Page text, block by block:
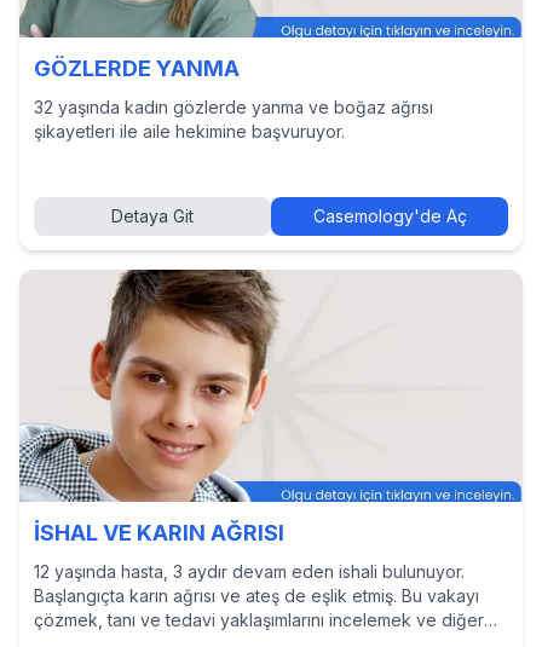
GÖZLERDE YANMA
32 yaşında kadın gözlerde yanma ve boğaz ağrısı
şikayetleri ile aile hekimine başvuruyor.
Detaya Git Casemology'de Aç
İSHAL VE KARIN AĞRISI
12 yaşında hasta, 3 aydır devam eden ishali bulunuyor.
Başlangıçta karın ağrısı ve ateş de eşlik etmiş. Bu vakayı
çözmek, tanı ve tedavi yaklaşımlarını incelemek ve diğer